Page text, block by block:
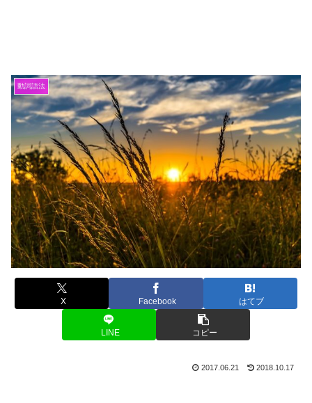
動詞語法
X Facebook はてブ
LINE コピー
2017.06.21 2018.10.17